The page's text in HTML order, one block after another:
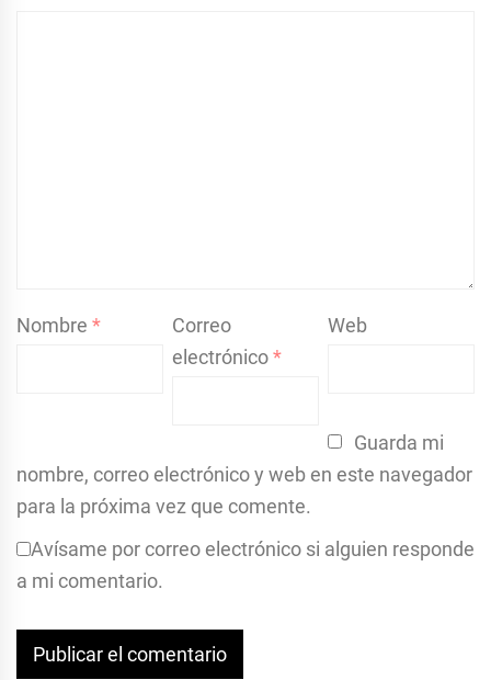
Nombre *
Correo
electrónico*
Web
Guarda mi
nombre, correo electrónico y web en este navegador
para la próxima vez que comente.
Avísame por correo electrónico si alguien responde
a mi comentario.